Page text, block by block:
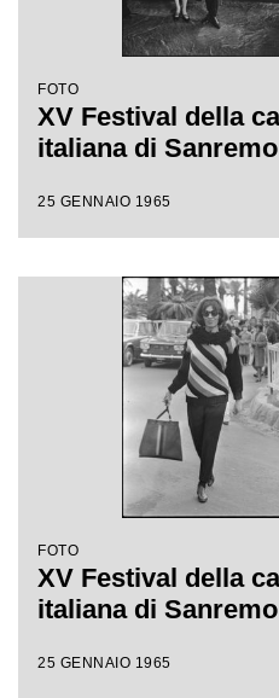
FOTO
XV Festival della
italiana di Sanremo
25 GENNAIO 1965
FOTO
XV Festival della
italiana di Sanremo
25 GENNAIO 1965